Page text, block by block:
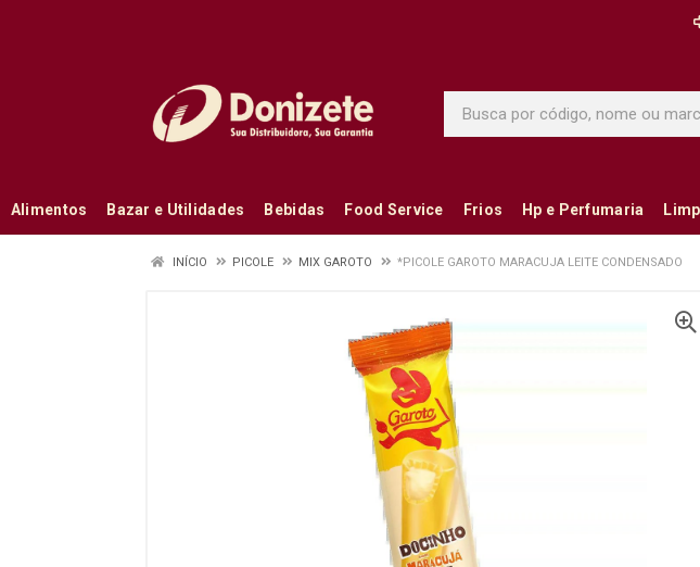
Alimentos Bazar e Utilidades Bebidas Food Service Frios Hp e Perfumaria
INÍCIO PICOLE MIX GAROTO *PICOLE GAROTO MARACUJA LEITE CONDENSADO